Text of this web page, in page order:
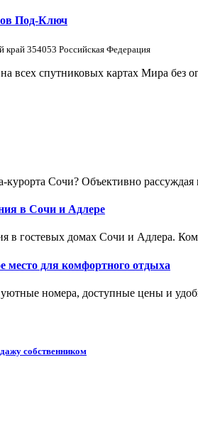
Под-Ключ
край 354053 Российская Федерация
всех спутниковых картах Мира без
Сочи? Объективно
в Сочи и Адлере
в гостевых домах Сочи и Адлера.
место для комфортного отдыха
номера, доступные цены и
собственником